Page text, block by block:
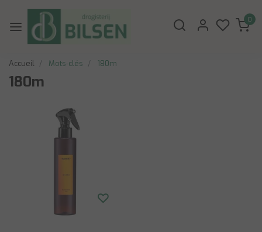
0
Accueil Mots-clés 180m
180m